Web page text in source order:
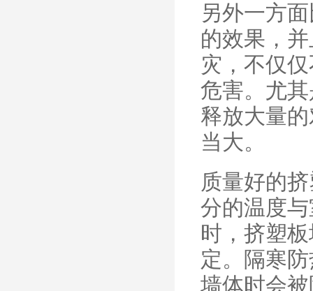
另外一方
的效果，
灾，不仅
危害。尤
释放大量
当大。
质量好的
分的温度
时，挤塑
定。隔寒
墙体时会